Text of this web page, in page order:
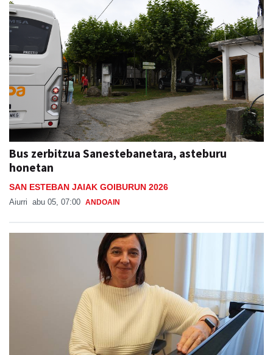
Bus zerbitzua Sanestebanetara, asteburu
honetan
SAN ESTEBAN JAIAK GOIBURUN 2026
Aiurri abu 05, 07:00 ANDOAIN